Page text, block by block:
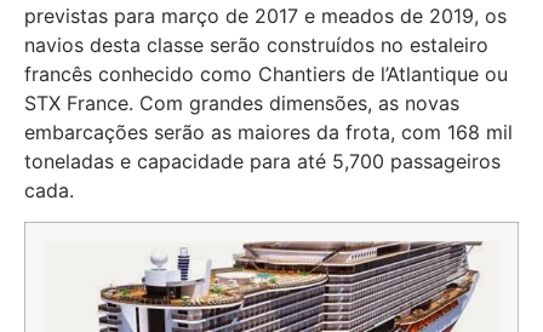
previstas para março de 2017 e meados de 2019, os
navios desta classe serão construídos no estaleiro
francês conhecido como Chantiers de l’Atlantique ou
STX France. Com grandes dimensões, as novas
embarcações serão as maiores da frota, com 168 mil
toneladas e capacidade para até 5,700 passageiros
cada.